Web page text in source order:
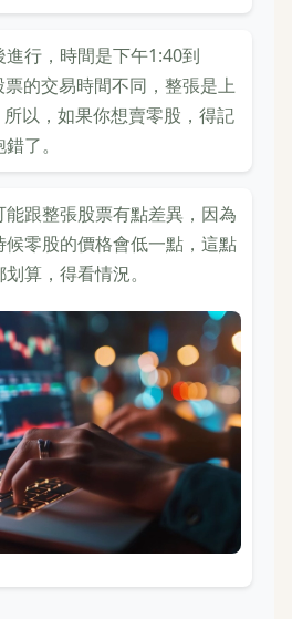
行，時間是下午1:40到
的交易時間不同，整張是上
以，如果你想賣零股，得記
了。
跟整張股票有點差異，因為
零股的價格會低一點，這點
算，得看情況。